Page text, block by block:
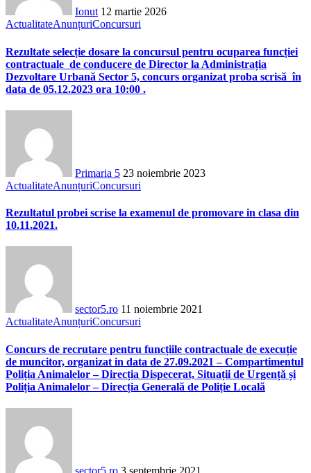
Ionut 12 martie 2026
ActualitateAnunțuriConcursuri
Rezultate selecție dosare la concursul pentru ocuparea funcției
contractuale de conducere de Director la Administrația
Dezvoltare Urbană Sector 5, concurs organizat proba scrisă în
data de 05.12.2023 ora 10:00 .
Primaria 5 23 noiembrie 2023
ActualitateAnunțuriConcursuri
Rezultatul probei scrise la examenul de promovare in clasa din
10.11.2021.
sector5.ro 11 noiembrie 2021
ActualitateAnunțuriConcursuri
Concurs de recrutare pentru funcțiile contractuale de execuție
de muncitor, organizat in data de 27.09.2021 – Compartimentul
Poliția Animalelor – Direcția Dispecerat, Situații de Urgență și
Poliția Animalelor – Direcția Generală de Poliție Locală
sector5.ro 3 septembrie 2021